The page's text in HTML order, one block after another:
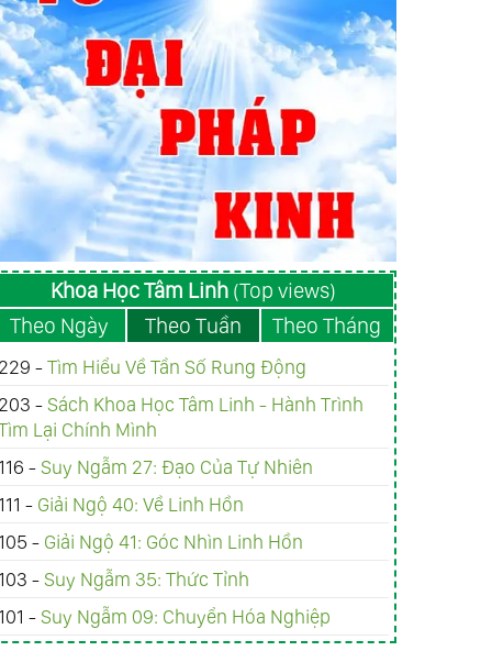
Khoa Học Tâm Linh(Top views)
Theo Ngày
Theo Tuần Theo Tháng
229 -Tìm Hiểu Về Tần Số Rung Động
203 -Sách Khoa Học Tâm Linh - Hành Trình
Lại Chính Mình
116 -Suy Ngẫm 27: Đạo Của Tự Nhiên
111 - Giải Ngộ 40: Về Linh Hồn
105 - Giải Ngộ 41: Góc Nhìn Linh Hồn
103 -Suy Ngẫm 35: Thức Tỉnh
101 -Suy Ngẫm 09: Chuyển Hóa Nghiệp